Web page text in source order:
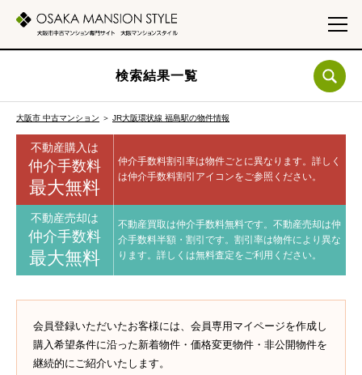
検索結果一覧
大阪市 中古マンション ＞ JR大阪環状線 福島駅の物件情報
不動産購入は
仲介手数料
最大無料
仲介手数料割引率は物件ごとに異なります。 詳しく
は仲介手数料割引アイコンをご参照ください。
不動産売却は
仲介手数料
最大無料
不動産買取は仲介手数料無料です。 不動産売却は仲
介手数料半額・割引です。 割引率は物件により異な
ります。 詳しくは無料査定をご利用ください。
会員登録いただいたお客様には、会員専用マイページを作成し
購入希望条件に沿った新着物件・価格変更物件・非公開物件を
継続的にご紹介いたします。